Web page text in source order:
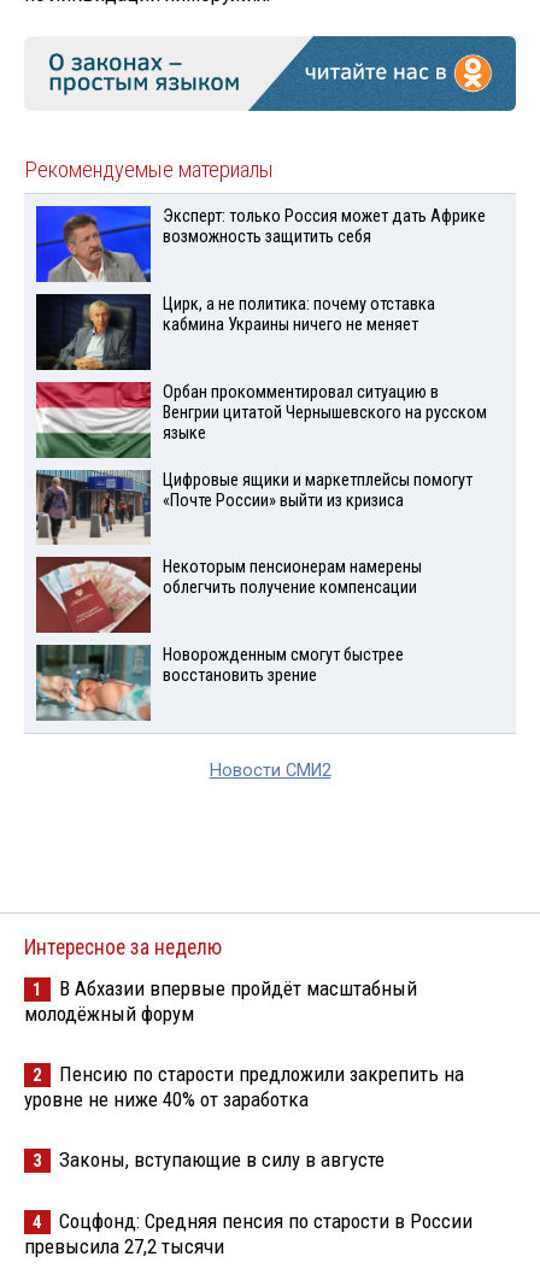
Рекомендуемые материалы
Эксперт: только Россия может дать Африке
возможность защитить себя
Цирк, а не политика: почему отставка
кабмина Украины ничего не меняет
Орбан прокомментировал ситуацию в
Венгрии цитатой Чернышевского на русском
языке
Цифровые ящики и маркетплейсы помогут
«Почте России» выйти из кризиса
Некоторым пенсионерам намерены
облегчить получение компенсации
Новорожденным смогут быстрее
восстановить зрение
Новости СМИ2
Интересное за неделю
1
В Абхазии впервые пройдёт масштабный
молодёжный форум
2
Пенсию по старости предложили закрепить на
уровне не ниже 40% от заработка
3 Законы, вступающие в силу в августе
4
Соцфонд: Средняя пенсия по старости в России
превысила 27,2 тысячи